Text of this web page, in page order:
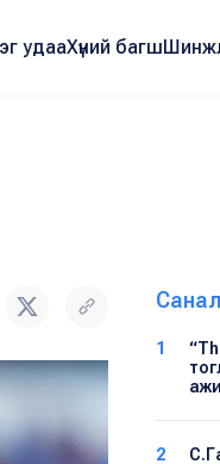
удааХүний багш
1
2